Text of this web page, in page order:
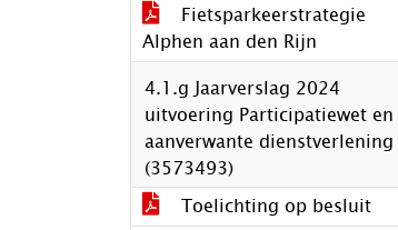
Fietsparkeerstrategie
Alphen aan den Rijn
4.1.g Jaarverslag 2024
uitvoering Participatiewet en
aanverwante dienstverlening
(3573493)
Toelichting op besluit